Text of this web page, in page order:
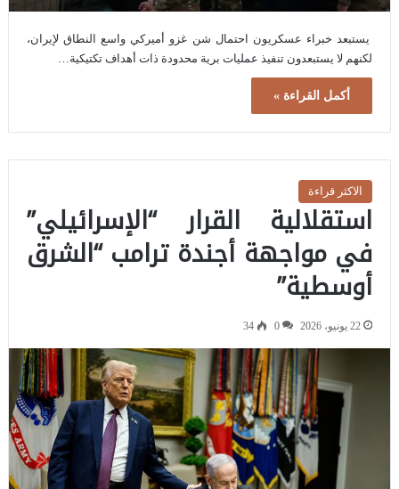
يستبعد خبراء عسكريون احتمال شن غزو أميركي واسع النطاق لإيران،
لكنهم لا يستبعدون تنفيذ عمليات برية محدودة ذات أهداف تكتيكية…
أكمل القراءة »
الاكثر قراءة
استقلالية القرار “الإسرائيلي”
في مواجهة أجندة ترامب “الشرق
أوسطية”
22 يونيو، 2026 0
34